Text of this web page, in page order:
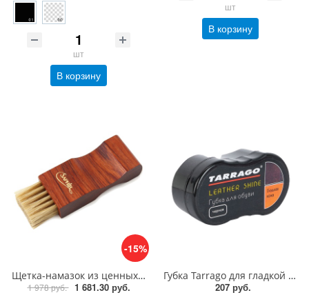
шт
В корзину
шт
В корзину
-15%
Щетка-намазок из ценных пород дерева Saphir Brosse Pommadier
1 978 руб. 1 681.30 руб.
Губка Tarrago для гладкой кожи силикон
207 руб.